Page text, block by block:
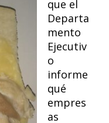
que el
Departa
mento
Ejecutiv
o
informe
qué
empres
as